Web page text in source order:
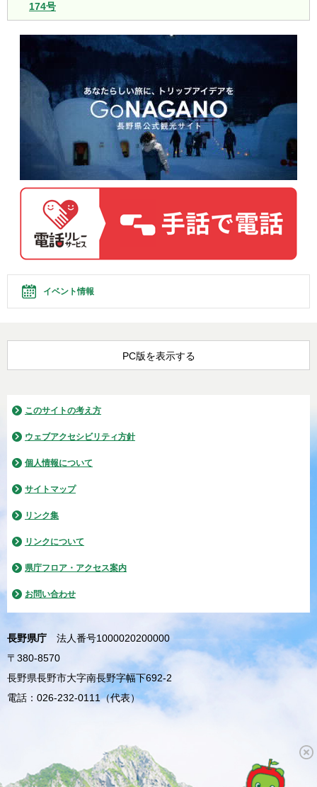
174号
イベント情報
PC版を表示する
このサイトの考え方
ウェブアクセシビリティ方針
個人情報について
サイトマップ
リンク集
リンクについて
県庁フロア・アクセス案内
お問い合わせ
長野県庁
法人番号1000020200000
〒380-8570
長野県長野市大字南長野字幅下692-2
電話：026-232-0111（代表）